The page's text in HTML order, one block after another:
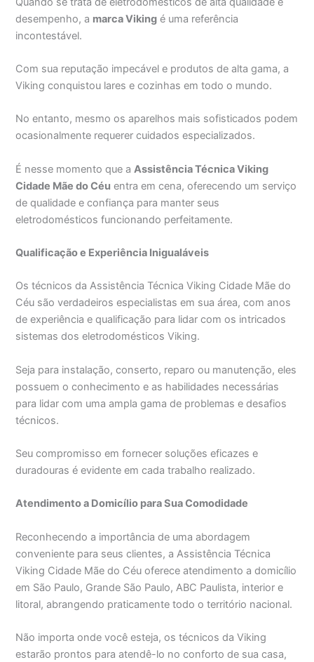
desempenho, a marca Viking é uma referência
incontestável.
Com sua reputação impecável e produtos de alta gama, a
Viking conquistou lares e cozinhas em todo o mundo.
No entanto, mesmo os aparelhos mais sofisticados podem
ocasionalmente requerer cuidados especializados.
É nesse momento que aAssistência Técnica Viking
Cidade Mãe do Céu entra em cena, oferecendo um serviço
de qualidade e confiança para manter seus
eletrodomésticos funcionando perfeitamente.
Qualificação e Experiência Inigualáveis
Os técnicos da Assistência Técnica Viking Cidade Mãe do
Céu são verdadeiros especialistas em sua área, com anos
de experiência e qualificação para lidar com os intricados
sistemas dos eletrodomésticos Viking.
Seja para instalação, conserto, reparo ou manutenção, eles
possuem o conhecimento e as habilidades necessárias
para lidar com uma ampla gama de problemas e desafios
técnicos.
Seu compromisso em fornecer soluções eficazes e
duradouras é evidente em cada trabalho realizado.
Atendimento a Domicílio para Sua Comodidade
Reconhecendo a importância de uma abordagem
conveniente para seus clientes, a Assistência Técnica
Viking Cidade Mãe do Céu oferece atendimento a domicílio
em São Paulo, Grande São Paulo, ABC Paulista, interior e
litoral, abrangendo praticamente todo o território nacional.
Não importa onde você esteja, os técnicos da Viking
estarão prontos para atendê-lo no conforto de sua casa,